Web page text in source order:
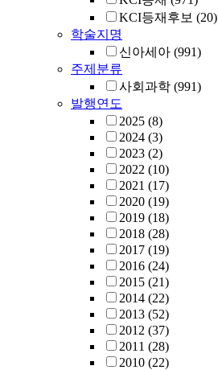
KCI등재후보 (20)
학술지명
신아세아 (991)
주제분류
사회과학 (991)
발행연도
2025 (8)
2024 (3)
2023 (2)
2022 (10)
2021 (17)
2020 (19)
2019 (18)
2018 (28)
2017 (19)
2016 (24)
2015 (21)
2014 (22)
2013 (52)
2012 (37)
2011 (28)
2010 (22)